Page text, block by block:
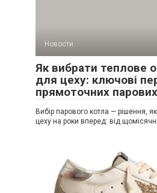
Новости
Як вибрати теплове
для цеху: ключові
прямоточних
Вибір парового котла — рішення,
цеху на роки вперед: від